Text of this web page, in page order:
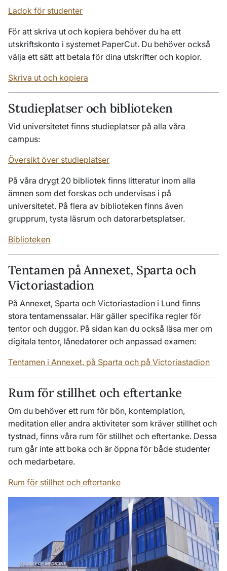
Ladok för studenter
För att skriva ut och kopiera behöver du ha ett
utskriftskonto i systemet PaperCut. Du behöver också
välja ett sätt att betala för dina utskrifter och kopior.
Skriva ut och kopiera
Studieplatser och biblioteken
Vid universitetet finns studieplatser på alla våra
campus:
Översikt över studieplatser
På våra drygt 20 bibliotek finns litteratur inom alla
ämnen som det forskas och undervisas i på
universitetet. På flera av biblioteken finns även
grupprum, tysta läsrum och datorarbetsplatser.
Biblioteken
Tentamen på Annexet, Sparta och
Victoriastadion
På Annexet, Sparta och Victoriastadion i Lund finns
stora tentamenssalar. Här gäller specifika regler för
tentor och duggor. På sidan kan du också läsa mer om
digitala tentor, lånedatorer och anpassad examen:
Tentamen i Annexet. på Sparta och på Victoriastadion
Rum för stillhet och eftertanke
Om du behöver ett rum för bön, kontemplation,
meditation eller andra aktiviteter som kräver stillhet och
tystnad, finns våra rum för stillhet och eftertanke. Dessa
rum går inte att boka och är öppna för både studenter
och medarbetare.
Rum för stillhet och eftertanke